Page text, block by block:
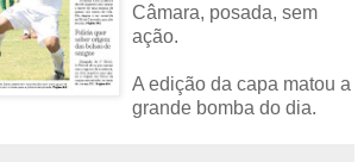
Câmara, posada, sem
ação.
A edição da capa matou a
grande bomba do dia.